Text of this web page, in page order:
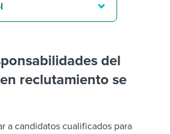
del
reclutamiento se
a candidatos cualificados para